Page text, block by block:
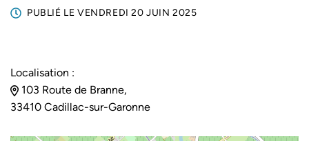
PUBLIÉ LE VENDREDI 20 JUIN 2025
Localisation :
103 Route de Branne,
33410 Cadillac-sur-Garonne